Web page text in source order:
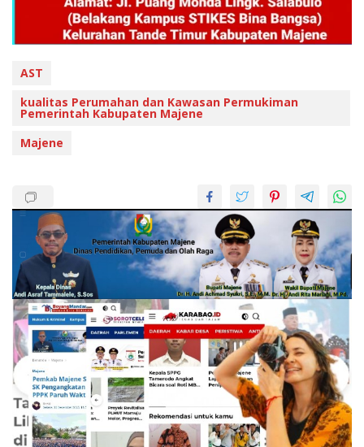
AST
kualitas Perumahan dan Kawasan Permukiman
Pemerintah Kabupaten Majene
Majene